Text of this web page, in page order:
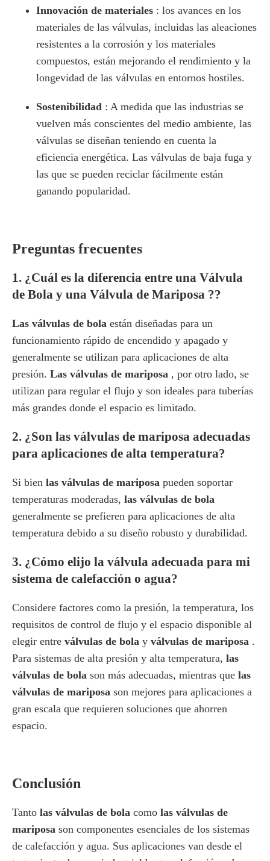
Innovación de materiales : los avances en los
materiales de las válvulas, incluidas las aleaciones
resistentes a la corrosión y los materiales
compuestos, están mejorando el rendimiento y la
longevidad de las válvulas en entornos hostiles.
Sostenibilidad : A medida que las industrias se
vuelven más conscientes del medio ambiente, las
válvulas se diseñan teniendo en cuenta la
eficiencia energética. Las válvulas de baja fuga y
las que se pueden reciclar fácilmente están
ganando popularidad.
Preguntas frecuentes
1. ¿Cuál es la diferencia entre una Válvula
de Bola y una Válvula de Mariposa ??
Las válvulas de bola están diseñadas para un
funcionamiento rápido de encendido y apagado y
generalmente se utilizan para aplicaciones de alta
presión. Las válvulas de mariposa , por otro lado, se
utilizan para regular el flujo y son ideales para tuberías
más grandes donde el espacio es limitado.
2. ¿Son las válvulas de mariposa adecuadas
para aplicaciones de alta temperatura?
Si bien las válvulas de mariposa pueden soportar
temperaturas moderadas, las válvulas de bola
generalmente se prefieren para aplicaciones de alta
temperatura debido a su diseño robusto y durabilidad.
3. ¿Cómo elijo la válvula adecuada para mi
sistema de calefacción o agua?
Considere factores como la presión, la temperatura, los
requisitos de control de flujo y el espacio disponible al
elegir entre válvulas de bola y válvulas de mariposa .
Para sistemas de alta presión y alta temperatura, las
válvulas de bola son más adecuadas, mientras que las
válvulas de mariposa son mejores para aplicaciones a
gran escala que requieren soluciones que ahorren
espacio.
Conclusión
Tanto las válvulas de bola como las válvulas de
mariposa son componentes esenciales de los sistemas
de calefacción y agua. Sus aplicaciones van desde el